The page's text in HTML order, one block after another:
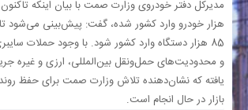
هزار خودرو وارد کشور شده، گفت: پیش‌بینی می‌شود
85 هزار دستگاه وارد کشور شود. با وجود حملات
و محدودیت‌های حمل‌ونقل بین‌المللی، ارزی و غیره
یافته که نشان‌دهنده تلاش وزارت صمت برای حفظ
بازار در حال انجام است.